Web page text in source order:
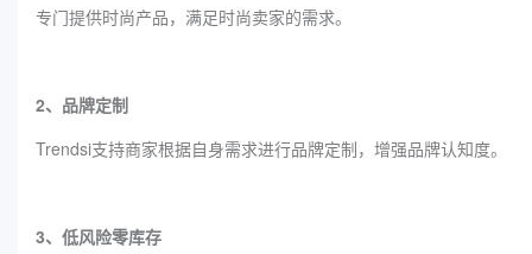
专门提供时尚产品，满足时尚卖家的需求。
2、品牌定制
Trendsi支持商家根据自身需求进行品牌定制，增强品牌认知度。
3、低风险零库存